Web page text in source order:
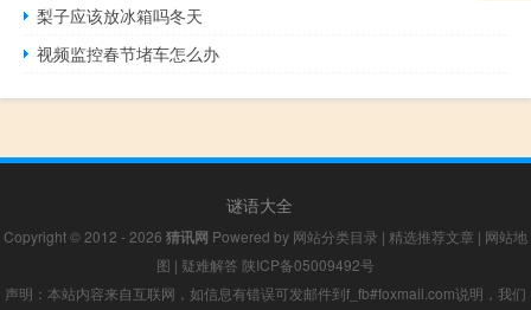
梨子应该放冰箱吗冬天
视频监控春节堵车怎么办
谜语大全
Copyright © 2012 - 2026 猜讯网 Powered by 网站分类目录 | 精选推荐文章 | 网站地
图 | 疑难解答 陕ICP备05009492号
声明：本站内容来自互联网，如信息有错误可发邮件到f_fb#foxmail.com说明，我们